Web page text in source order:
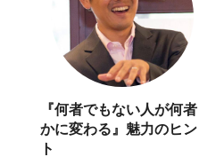
『何者でもない人が何者
かに変わる』魅力のヒン
ト